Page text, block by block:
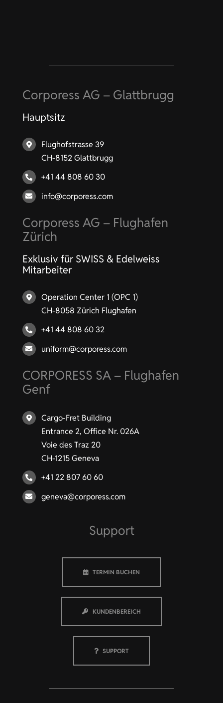
Corporess AG – Glattbrugg
Hauptsitz
Flughofstrasse 39
CH-8152 Glattbrugg
+41 44 808 60 30
info@corporess.com
Corporess AG – Flughafen
Zürich
Exklusiv für SWISS & Edelweiss
Mitarbeiter
Operation Center 1 (OPC 1)
CH-8058 Zürich Flughafen
+41 44 808 60 32
uniform@corporess.com
CORPORESS SA – Flughafen
Genf
Cargo-Fret Building
Entrance 2, Office Nr. 026A
Voie des Traz 20
CH-1215 Geneva
+41 22 807 60 60
geneva@corporess.com
Support
TERMIN BUCHEN
KUNDENBEREICH
SUPPORT